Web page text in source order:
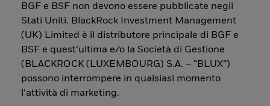
BGF e BSF non devono essere pubblicate negli
Stati Uniti. BlackRock Investment Management
(UK) Limited è il distributore principale di BGF e
BSF e quest’ultima e/o la Società di Gestione
(BLACKROCK (LUXEMBOURG) S.A. – “BLUX”)
possono interrompere in qualsiasi momento
l’attività di marketing.